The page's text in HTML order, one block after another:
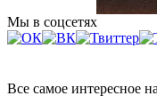
Мы в соцсетях
Все самое интересное